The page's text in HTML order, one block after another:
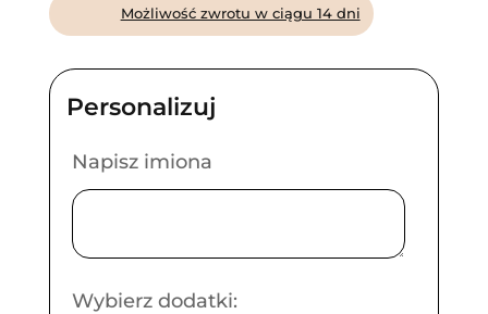
Możliwość zwrotu w ciągu 14 dni
Napisz imiona
Wybierz dodatki: